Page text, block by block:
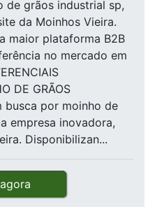
de grãos industrial sp,
da Moinhos Vieira.
maior plataforma B2B
no mercado em
DE GRÃOS
busca por moinho de
empresa inovadora,
Disponibilizan...